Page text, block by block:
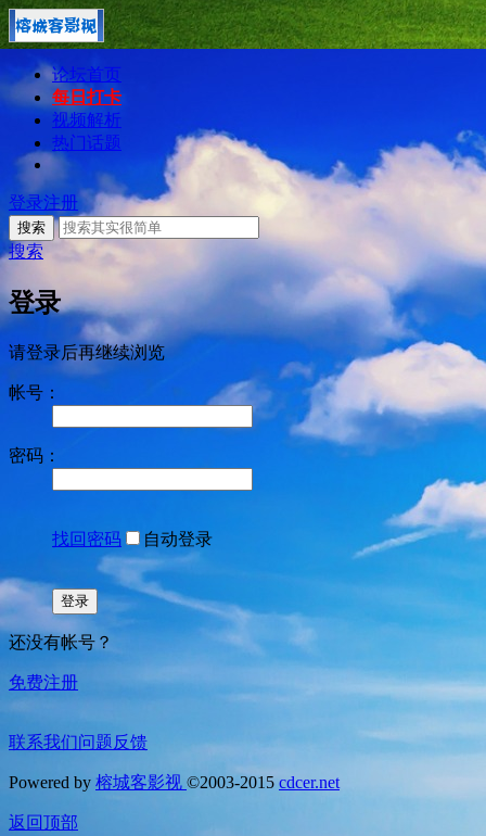
论坛首页
每日打卡
视频解析
热门话题
登录注册
搜索
搜索
登录
请登录后再继续浏览
帐号：
密码：
找回密码 自动登录
登录
还没有帐号？
免费注册
联系我们问题反馈
Powered by 榕城客影视 ©2003-2015cdcer.net
返回顶部